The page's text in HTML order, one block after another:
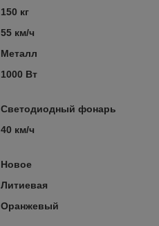
150 кг
55 км/ч
Металл
1000 Вт
Светодиодный фонарь
40 км/ч
Новое
Литиевая
Оранжевый